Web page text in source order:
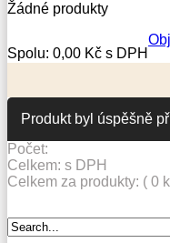
Žádné produkty
Spolu: 0,00 Kč s DPH
Produkt byl úspěšně
Počet:
Celkem: s DPH
Celkem za produkty: ( 0